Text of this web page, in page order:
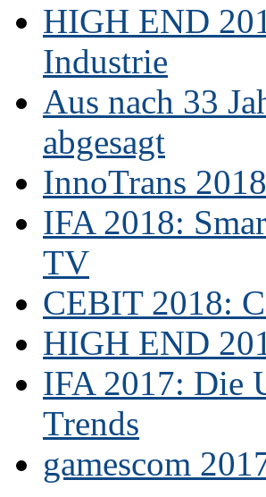
HIGH END
Industrie
Aus nach 33
abgesagt
InnoTrans
IFA 2018:
TV
CEBIT 2018:
HIGH END
IFA 2017: Die
Trends
gamescom